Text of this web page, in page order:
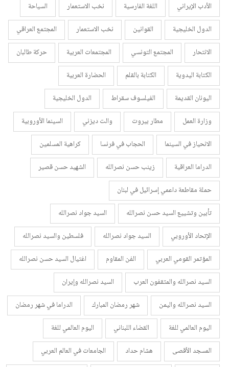
الأدب الإيراني اللغة الفارسية نخب الاستعمار
السياحة
الدول الخليجية
القوانين نخب الاستعمار
المجتمع العراقي
الانتحار
المجتمع التونسي المجتمعات العربية
حركة طالبان
الكتابة اليدوية
الكتابة بالقلم
الحضارة العربية
اليونان القديمة
الفيلسوف سقراط
الدول الخليجية
وزارة العمل
مطار بيروت والت ديزني
السينما الأوروبية
الانحياز في السينما
الحجاب في فرنسا
كراهية المسلمين
الدراما العراقية
زينب حسن نصرالله
الشهيد حسن قصير
حملة مقاطعة داعمي إسرائيل في لبنان
تأبين وتشييع السيد حسن نصرالله
السيد جواد نصرالله
الإتحاد الأوروبي
السيد جواد نصرالله
فلسطين والسيد نصرالله
المؤتمر القومي العربي
الفن المقاوم
اغتيال السيد حسن نصرالله
السيد نصرالله والمثقفون العرب
السيد نصرالله وإيران
السيد نصرالله واليمن
شهر رمضان المبارك
الدراما في شهر رمضان
اليوم العالمي للغة
القضاء اللبناني
اليوم العالمي للغة
المسجد الأقصى
هشام حداد
الجامعات في العالم العربي